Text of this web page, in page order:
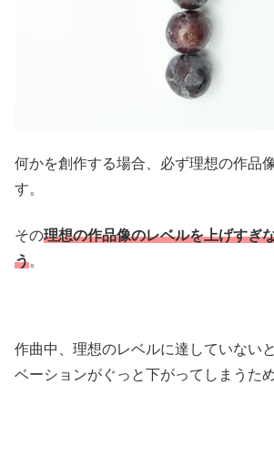
何かを創作する場合、必ず理想の作品
す。
その理想の作品像のレベルを上げすぎ
う。
作曲中、理想のレベルに達していない
ベーションがぐっと下がってしまうため